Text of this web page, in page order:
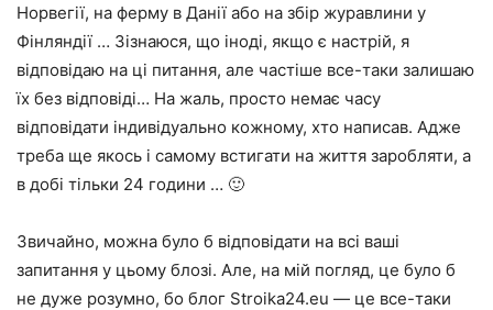
Норвегії, на ферму в Данії або на збір журавлини у
Фінляндії … Зізнаюся, що іноді, якщо є настрій, я
відповідаю на ці питання, але частіше все-таки залишаю
їх без відповіді… На жаль, просто немає часу
відповідати індивідуально кожному, хто написав. Адже
треба ще якось і самому встигати на життя заробляти, а
в добі тільки 24 години … 🙂
Звичайно, можна було б відповідати на всі ваші
запитання у цьому блозі. Але, на мій погляд, це було б
не дуже розумно, бо блог Stroika24.eu — це все-таки